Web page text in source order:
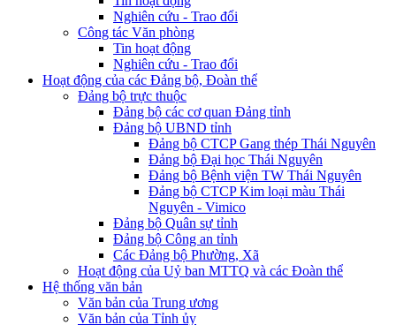
Nghiên cứu - Trao đổi
Công tác Văn phòng
Tin hoạt động
Nghiên cứu - Trao đổi
Hoạt động của các Đảng bộ, Đoàn thể
Đảng bộ trực thuộc
Đảng bộ các cơ quan Đảng tỉnh
Đảng bộ UBND tỉnh
Đảng bộ CTCP Gang thép Thái Nguyên
Đảng bộ Đại học Thái Nguyên
Đảng bộ Bệnh viện TW Thái Nguyên
Đảng bộ CTCP Kim loại màu Thái
Nguyên - Vimico
Đảng bộ Quân sự tỉnh
Đảng bộ Công an tỉnh
Các Đảng bộ Phường, Xã
Hoạt động của Uỷ ban MTTQ và các Đoàn thể
Hệ thống văn bản
Văn bản của Trung ương
Văn bản của Tỉnh ủy